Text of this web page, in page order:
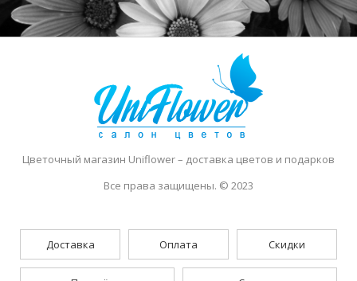
Цветочный магазин Uniflower– доставка цветов и подарков
Все права защищены. © 2023
Доставка Оплата Скидки